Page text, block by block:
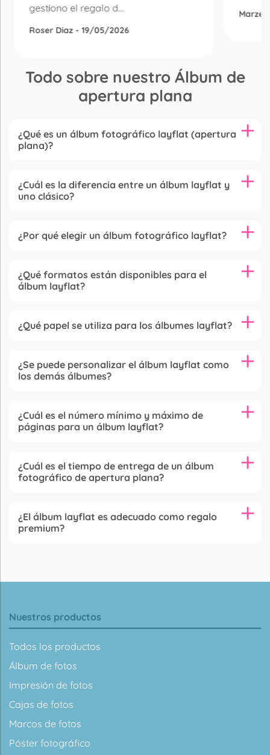
gestiono el regalo d...
Roser Diaz - 19/05/2026
Todo sobre nuestro Álbum de
apertura plana
¿Qué es un álbum fotográfico layflat (apertura
plana)?
¿Cuál es la diferencia entre un álbum layflat y
uno clásico?
¿Por qué elegir un álbum fotográfico layflat?
¿Qué formatos están disponibles para el
álbum layflat?
¿Qué papel se utiliza para los álbumes layflat?
¿Se puede personalizar el álbum layflat como
los demás álbumes?
¿Cuál es el número mínimo y máximo de
páginas para un álbum layflat?
¿Cuál es el tiempo de entrega de un álbum
fotográfico de apertura plana?
¿El álbum layflat es adecuado como regalo
premium?
Nuestros productos
Todos los productos
Álbum de fotos
Impresión de fotos
Cajas de fotos
Marcos de fotos
Póster fotográfico